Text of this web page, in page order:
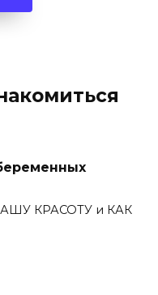
КРАСОТУ и КАК